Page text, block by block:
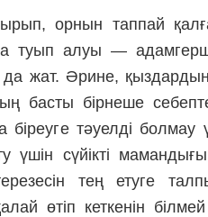
ор­нын таппай
туып алуы —
да жат. Әрине,
басты бірнеше
біреуге тәуелді болмау
үшін сүйікті
тең етуге
өтіп кеткенін